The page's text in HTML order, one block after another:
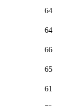
64
64
66
65
61